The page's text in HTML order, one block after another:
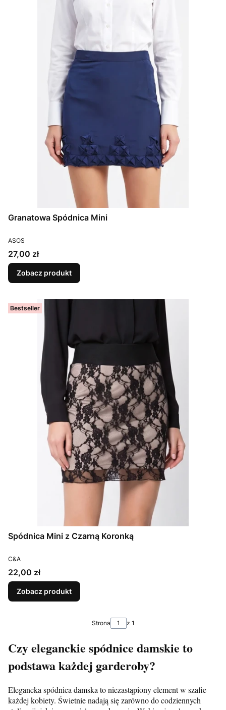
Granatowa Spódnica Mini
PRODUCENT
ASOS
Cena
27,00 zł
Zobacz produkt
Bestseller
Spódnica Mini z Czarną Koronką
PRODUCENT
C&A
Cena
22,00 zł
Zobacz produkt
Strona z 1
Czy eleganckie spódnice damskie to
podstawa każdej garderoby?
Elegancka spódnica damska to niezastąpiony element w szafie
każdej kobiety. Świetnie nadają się zarówno do codziennych